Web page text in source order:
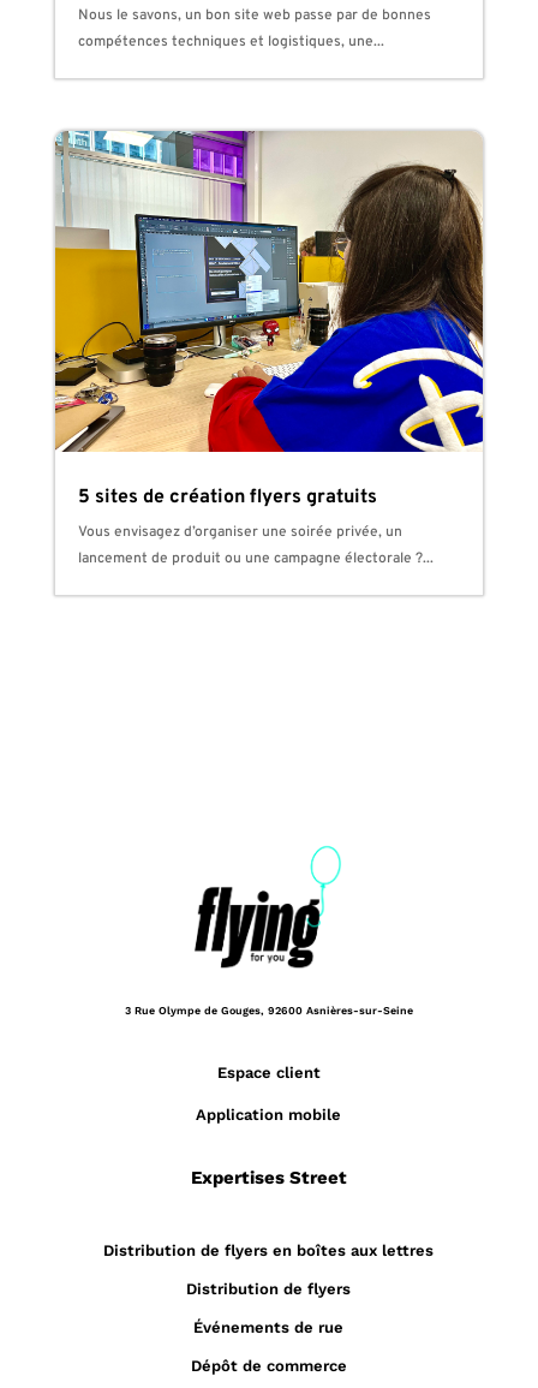
Nous le savons, un bon site web passe par de bonnes
compétences techniques et logistiques, une...
5 sites de création flyers gratuits
Vous envisagez d’organiser une soirée privée, un
lancement de produit ou une campagne électorale ?...
3 Rue Olympe de Gouges, 92600 Asnières-sur-Seine
Espace client
Application mobile
Expertises Street
Distribution de flyers en boîtes aux lettres
Distribution de flyers
Événements de rue
Dépôt de commerce